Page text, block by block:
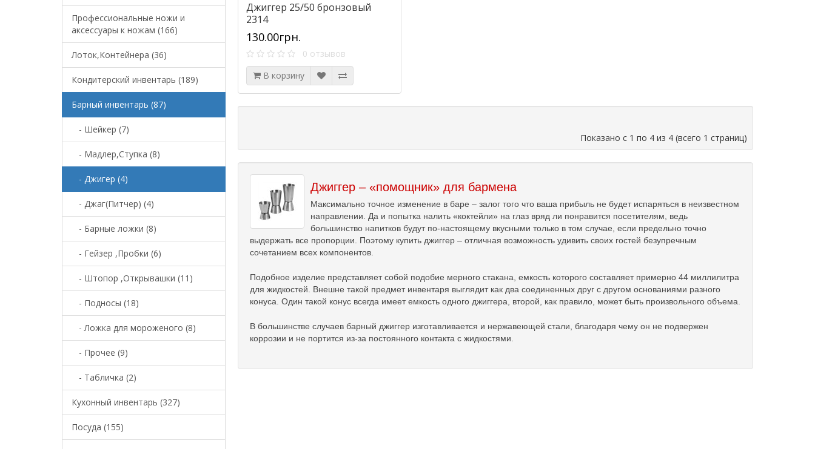
Профессиональные ножи и
аксессуары к ножам (166)
Лоток,Контейнера (36)
Кондитерский инвентарь (189)
Барный инвентарь (87)
- Шейкер (7)
- Мадлер,Ступка (8)
- Джигер (4)
- Джаг(Питчер) (4)
- Барные ложки (8)
- Гейзер ,Пробки (6)
- Штопор ,Открывашки (11)
- Подносы (18)
- Ложка для мороженого (8)
- Прочее (9)
- Табличка (2)
Кухонный инвентарь (327)
Посуда (155)
Джиггер 25/50 бронзовый
2314
130.00грн.
0 отзывов
В корзину
Показано с 1 по 4 из 4 (всего 1 страниц)
Джиггер – «помощник» для бармена
Максимально точное изменение в баре – залог того что ваша прибыль не будет испаряться в неизвестном
направлении. Да и попытка налить «коктейли» на глаз вряд ли понравится посетителям, ведь
большинство напитков будут по-настоящему вкусными только в том случае, если предельно точно
выдержать все пропорции. Поэтому купить джиггер – отличная возможность удивить своих гостей безупречным
сочетанием всех компонентов.
Подобное изделие представляет собой подобие мерного стакана, емкость которого составляет примерно 44 миллилитра
для жидкостей. Внешне такой предмет инвентаря выглядит как два соединенных друг с другом основаниями разного
конуса. Один такой конус всегда имеет емкость одного джиггера, второй, как правило, может быть произвольного объема.
В большинстве случаев барный джиггер изготавливается и нержавеющей стали, благодаря чему он не подвержен
коррозии и не портится из-за постоянного контакта с жидкостями.